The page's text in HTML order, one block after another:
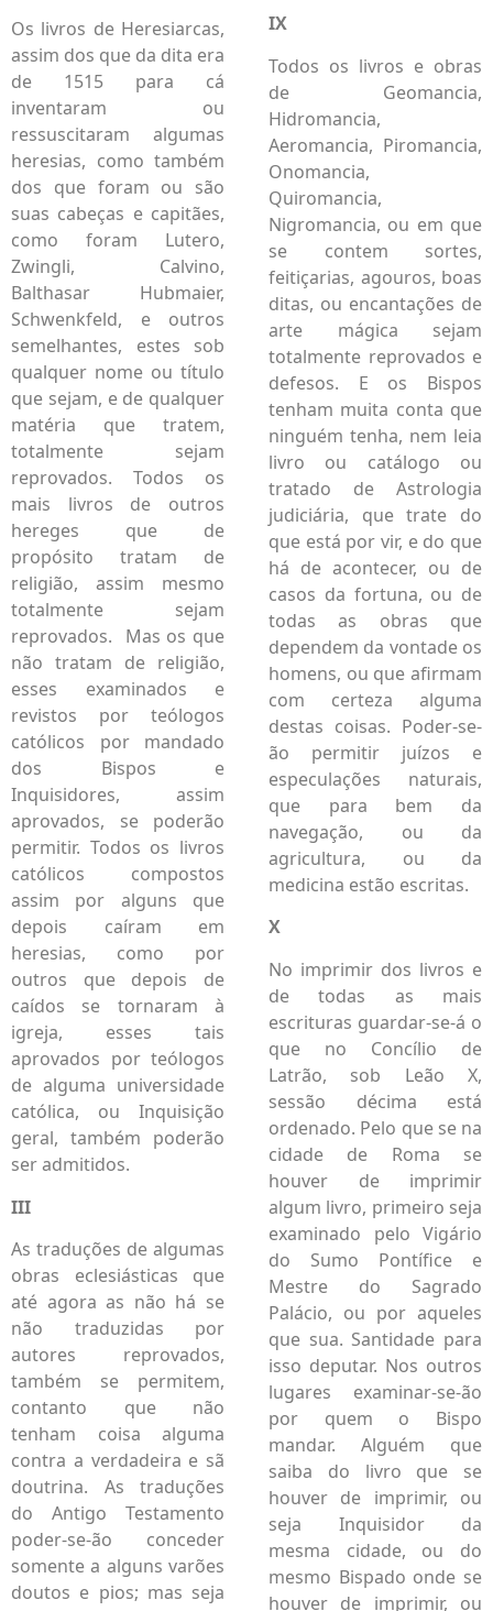
Os livros de Heresiarcas,
assim dos que da dita era
de 1515 para cá
inventaram ou
ressuscitaram algumas
heresias, como também
dos que foram ou são
suas cabeças e capitães,
como foram Lutero,
Zwingli, Calvino,
Balthasar Hubmaier,
Schwenkfeld, e outros
semelhantes, estes sob
qualquer nome ou título
que sejam, e de qualquer
matéria que tratem,
totalmente sejam
reprovados. Todos os
mais livros de outros
hereges que de
propósito tratam de
religião, assim mesmo
totalmente sejam
reprovados. Mas os que
não tratam de religião,
esses examinados e
revistos por teólogos
católicos por mandado
dos Bispos e
Inquisidores, assim
aprovados, se poderão
permitir. Todos os livros
católicos compostos
assim por alguns que
depois caíram em
heresias, como por
outros que depois de
caídos se tornaram à
igreja, esses tais
aprovados por teólogos
de alguma universidade
católica, ou Inquisição
geral, também poderão
ser admitidos.
III
As traduções de algumas
obras eclesiásticas que
até agora as não há se
não traduzidas por
autores reprovados,
também se permitem,
contanto que não
tenham coisa alguma
contra a verdadeira e sã
doutrina. As traduções
do Antigo Testamento
poder-se-ão conceder
somente a alguns varões
doutos e pios; mas seja
IX
Todos os livros e obras
de Geomancia,
Hidromancia,
Aeromancia, Piromancia,
Onomancia,
Quiromancia,
Nigromancia, ou em que
se contem sortes,
feitiçarias, agouros, boas
ditas, ou encantações de
arte mágica sejam
totalmente reprovados e
defesos. E os Bispos
tenham muita conta que
ninguém tenha, nem leia
livro ou catálogo ou
tratado de Astrologia
judiciária, que trate do
que está por vir, e do que
há de acontecer, ou de
casos da fortuna, ou de
todas as obras que
dependem da vontade os
homens, ou que afirmam
com certeza alguma
destas coisas. Poder-se-
ão permitir juízos e
especulações naturais,
que para bem da
navegação, ou da
agricultura, ou da
medicina estão escritas.
X
No imprimir dos livros e
de todas as mais
escrituras guardar-se-á o
que no Concílio de
Latrão, sob Leão X,
sessão décima está
ordenado. Pelo que se na
cidade de Roma se
houver de imprimir
algum livro, primeiro seja
examinado pelo Vigário
do Sumo Pontífice e
Mestre do Sagrado
Palácio, ou por aqueles
que sua. Santidade para
isso deputar. Nos outros
lugares examinar-se-ão
por quem o Bispo
mandar. Alguém que
saiba do livro que se
houver de imprimir, ou
seja Inquisidor da
mesma cidade, ou do
mesmo Bispado onde se
houver de imprimir, ou